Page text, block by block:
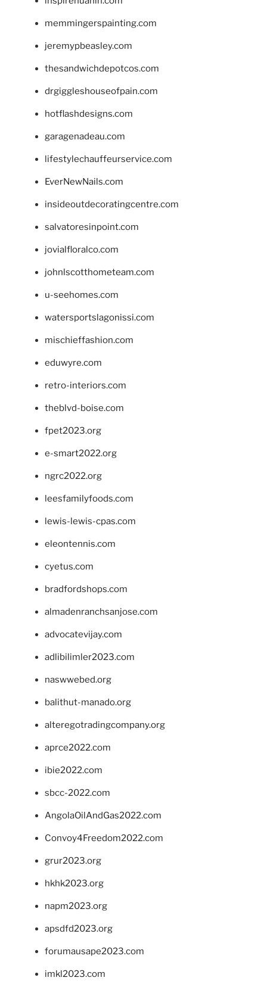
memmingerspainting.com
jeremypbeasley.com
thesandwichdepotcos.com
drgiggleshouseofpain.com
hotflashdesigns.com
garagenadeau.com
lifestylechauffeurservice.com
EverNewNails.com
insideoutdecoratingcentre.com
salvatoresinpoint.com
jovialfloralco.com
johnlscotthometeam.com
u-seehomes.com
watersportslagonissi.com
mischieffashion.com
eduwyre.com
retro-interiors.com
theblvd-boise.com
fpet2023.org
e-smart2022.org
ngrc2022.org
leesfamilyfoods.com
lewis-lewis-cpas.com
eleontennis.com
cyetus.com
bradfordshops.com
almadenranchsanjose.com
advocatevijay.com
adlibilimler2023.com
naswwebed.org
balithut-manado.org
alteregotradingcompany.org
aprce2022.com
ibie2022.com
sbcc-2022.com
AngolaOilAndGas2022.com
Convoy4Freedom2022.com
grur2023.org
hkhk2023.org
napm2023.org
apsdfd2023.org
forumausape2023.com
imkl2023.com